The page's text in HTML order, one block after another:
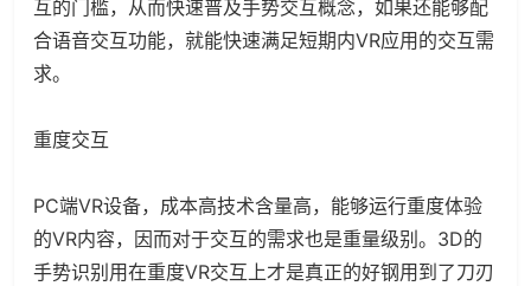
互的门槛，从而快速普及手势交互概念，如果还能够配
合语音交互功能，就能快速满足短期内VR应用的交互需
求。
重度交互
PC端VR设备，成本高技术含量高，能够运行重度体验
的VR内容，因而对于交互的需求也是重量级别。3D的
手势识别用在重度VR交互上才是真正的好钢用到了刀刃